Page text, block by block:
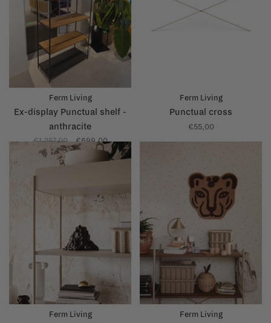
Ferm Living
Ex-display Punctual shelf -
anthracite
€1.257,00 €699,00
Ferm Living
Punctual cross
€55,00
Ferm Living Ferm Living